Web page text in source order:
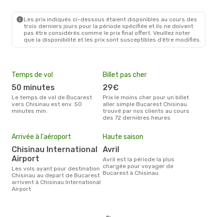
Les prix indiqués ci-dessous étaient disponibles au cours des
trois derniers jours pour la période spécifiée et ils ne doivent
pas être considérés comme le prix final offert. Veuillez noter
que la disponibilité et les prix sont susceptibles d’être modifiés.
Temps de vol
50 minutes
Le temps de vol de Bucarest
vers Chisinau est env. 50
minutes min.
Billet pas cher
29€
Prix le moins cher pour un billet
aller simple Bucarest Chisinau
trouvé par nos clients au cours
des 72 dernières heures
Arrivée à l'aéroport
Chisinau International
Airport
Les vols ayant pour destination
Chisinau au depart de Bucarest
arrivent à Chisinau International
Airport
Haute saison
avril
avril est la période la plus
chargée pour voyager de
Bucarest à Chisinau.